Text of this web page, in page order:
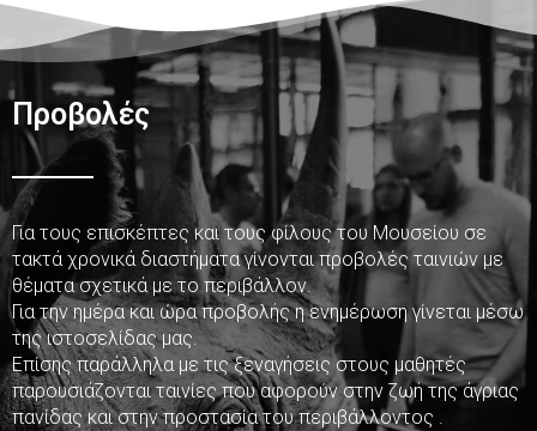
Προβολές
Για τους επισκέπτες και τους φίλους του Μουσείου σε
τακτά χρονικά διαστήματα γίνονται προβολές ταινιών με
θέματα σχετικά με το περιβάλλον.
Για την ημέρα και ώρα προβολής η ενημέρωση γίνεται μέσω
της ιστοσελίδας μας.
Επίσης παράλληλα με τις ξεναγήσεις στους μαθητές
παρουσιάζονται ταινίες που αφορούν στην ζωή της άγριας
πανίδας και στην προστασία του περιβάλλοντος .